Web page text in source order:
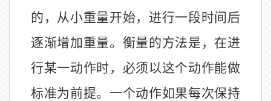
的，从小重量开始，进行一段时间后
逐渐增加重量。 衡量的方法是，在进
行某一动作时，必须以这个动作能做
标准为前提。一个动作如果每次保持